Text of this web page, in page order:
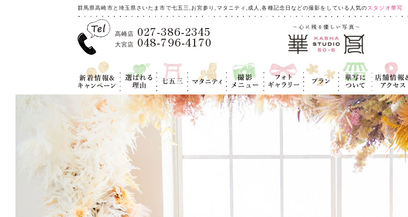
群馬県高崎市と埼玉県さいたま市で七五三,お宮参り,マタニティ,成人,各種記念日などの撮影をしている人気のスタジオ華写
高崎店 027-386-2345
大宮店 048-796-4170
新着情報＆キ
ャンペーン
選ばれる理
由
七五三 マタニティ
撮影メニュ
ー
フォトギャラ
リー
プラン
華写につい
て
店舗情報＆ア
クセス